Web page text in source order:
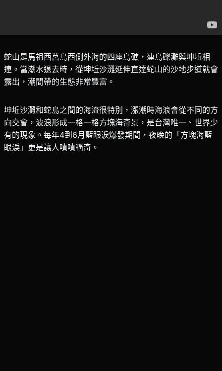
蛇山是馬祖西莒島西側外海的四座島礁，連島礫灘與坤坵相
連。當潮水退去時，從坤坵沙灘延伸直達蛇山的沙地步道就會
露出，潮間帶的生態非常豐富。
坤坵沙灘和蛇島之間的海流很特別，漲潮時海浪會從不同的方
向交會，波浪形成一格一格方塊海奇景，是台灣唯一、世界少
有的現象。每年4到6月藍眼淚爆發期間，夜晚的「方塊海藍
眼淚」更是讓人嘖嘖稱奇。